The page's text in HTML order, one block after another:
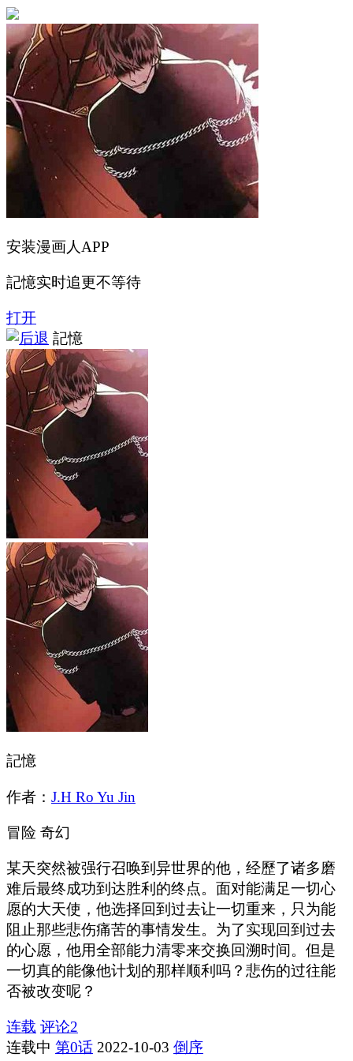
安装漫画人APP
記憶实时追更不等待
打开
記憶
記憶
作者： J.H Ro Yu Jin
冒险 奇幻
某天突然被强行召唤到异世界的他，经歷了诸多磨
难后最终成功到达胜利的终点。面对能满足一切心
愿的大天使，他选择回到过去让一切重来，只为能
阻止那些悲伤痛苦的事情发生。为了实现回到过去
的心愿，他用全部能力清零来交换回溯时间。但是
一切真的能像他计划的那样顺利吗？悲伤的过往能
否被改变呢？
连载 评论2
连载中 第0话 2022-10-03 倒序